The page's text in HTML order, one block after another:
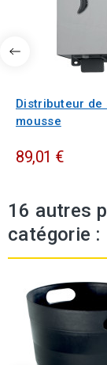
Distributeur de
mousse
89,01 €
16 autres
catégorie :